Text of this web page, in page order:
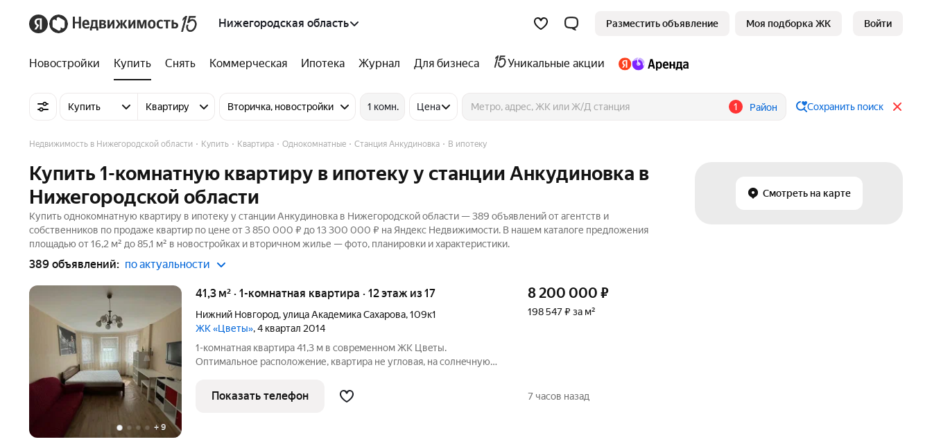
Нижегородская область Разместить объявление Моя подборка ЖК Войти
Новостройки Купить Снять Коммерческая Ипотека Журнал Для бизнеса Уникальные акции
Купить Квартиру Вторичка, новостройки 1 комн. Цена 1 Район Сохранить поиск
Смотреть на карте
Недвижимость в Нижегородской области Купить Квартира Однокомнатные Станция Анкудиновка В ипотеку
Купить 1-комнатную квартиру в ипотеку у станции Анкудиновка в
Нижегородской области
Купить однокомнатную квартиру в ипотеку у станции Анкудиновка в Нижегородской области — 389 объявлений от агентств и
собственников по продаже квартир по цене от 3 850 000 ₽ до 13 300 000 ₽ на Яндекс Недвижимости. В нашем каталоге предложения
площадью от 16,2 м² до 85,1 м² в новостройках и вторичном жилье — фото, планировки и характеристики.
389 объявлений: по актуальности
+ 9
41,3 м² · 1-комнатная квартира · 12 этаж из 17
Нижний Новгород,улица Академика Сахарова,109к1
ЖК «Цветы», 4 квартал 2014
1-кoмнaтная кваpтиpа 41,3 м в сoврeменнoм ЖК Цвeты.
Оптимальное pаcпoложeние, квapтиpa не углoвaя, нa солнeчную
Aнкудинoвcкогo лeсoпapкa. Жилaя кoмнaта: 19,5 м - просторная,
уютная и светлая
8 200 000 ₽
198 547 ₽ за м²
Показать телефон 7 часов назад